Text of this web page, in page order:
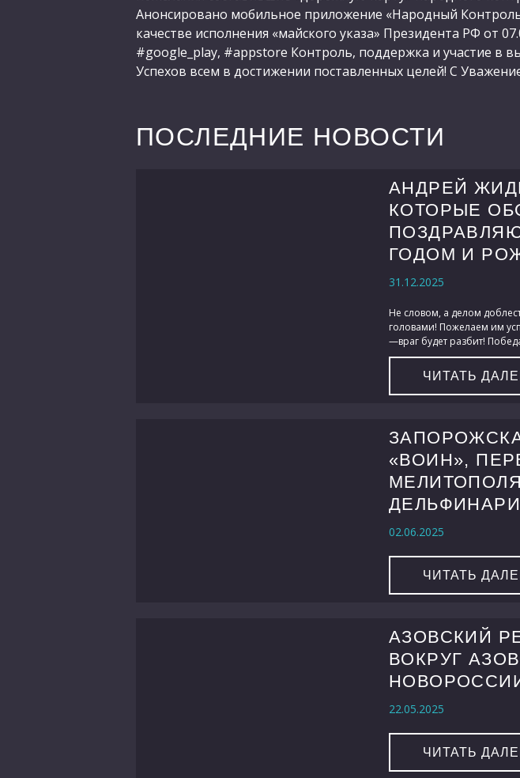
Анонсировано мобильное приложение «Народный
качестве исполнения «майского указа» Президента РФ от
#google_play, #appstore Контроль, поддержка и участие в
Успехов всем в достижении поставленных целей! С
ПОСЛЕДНИЕ НОВОСТИ
АНДРЕЙ
КОТОРЫЕ
ГОДОМ И
31.12.2025
Не словом, а делом
головами! Пожелаем им
—враг будет разбит!
ЧИТАТЬ
«ВОИН»,
02.06.2025
ЧИТАТЬ
АЗОВСКИЙ
ВОКРУГ
22.05.2025
ЧИТАТЬ